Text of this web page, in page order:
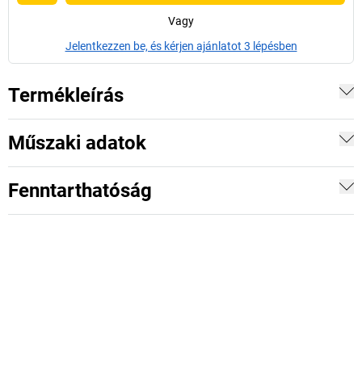
Vagy
Jelentkezzen be, és kérjen ajánlatot 3 lépésben
Termékleírás
Műszaki adatok
Fenntarthatóság